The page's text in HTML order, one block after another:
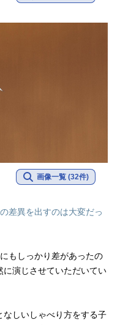
画像一覧 (32件)
差異を出すのは大変だっ
もしっかり差があったの
に演じさせていただいてい
なしいしゃべり方をする子